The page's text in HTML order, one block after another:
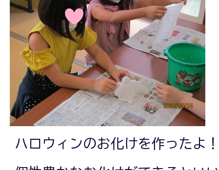
ハロウィンのお化けを作ったよ